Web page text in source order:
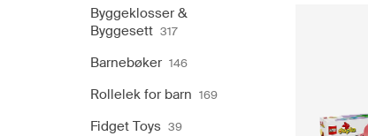
Byggeklosser &
Byggesett 317
Barnebøker 146
Rollelek for barn 169
Fidget Toys 39